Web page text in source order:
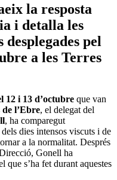
la resposta
i detalla les
pel
a les Terres
12 i 13 d’octubre que van
l’Ebre, el delegat del
, ha comparegut
dies intensos viscuts i de
a la normalitat. Després
Gonell ha
que s’ha fet durant aquestes